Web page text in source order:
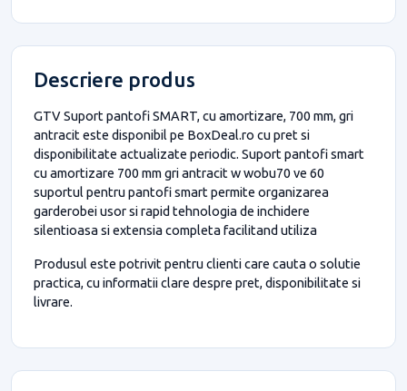
Descriere produs
GTV Suport pantofi SMART, cu amortizare, 700 mm, gri
antracit este disponibil pe BoxDeal.ro cu pret si
disponibilitate actualizate periodic. Suport pantofi smart
cu amortizare 700 mm gri antracit w wobu70 ve 60
suportul pentru pantofi smart permite organizarea
garderobei usor si rapid tehnologia de inchidere
silentioasa si extensia completa facilitand utiliza
Produsul este potrivit pentru clienti care cauta o solutie
practica, cu informatii clare despre pret, disponibilitate si
livrare.